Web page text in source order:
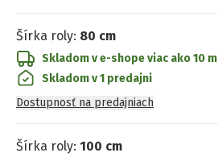
Šírka roly: 80 cm
Skladom v e-shopeviac ako 10 m
Skladom v 1 predajni
Dostupnosť na predajniach
Šírka roly: 100 cm